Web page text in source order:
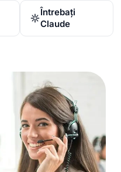
Întrebați
Claude